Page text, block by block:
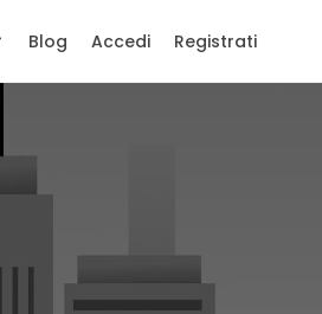
Blog Accedi Registrati